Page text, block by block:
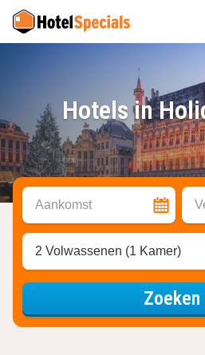
Hotels in
Aankomst
2 Volwassenen (1 Kamer)
Zoeken